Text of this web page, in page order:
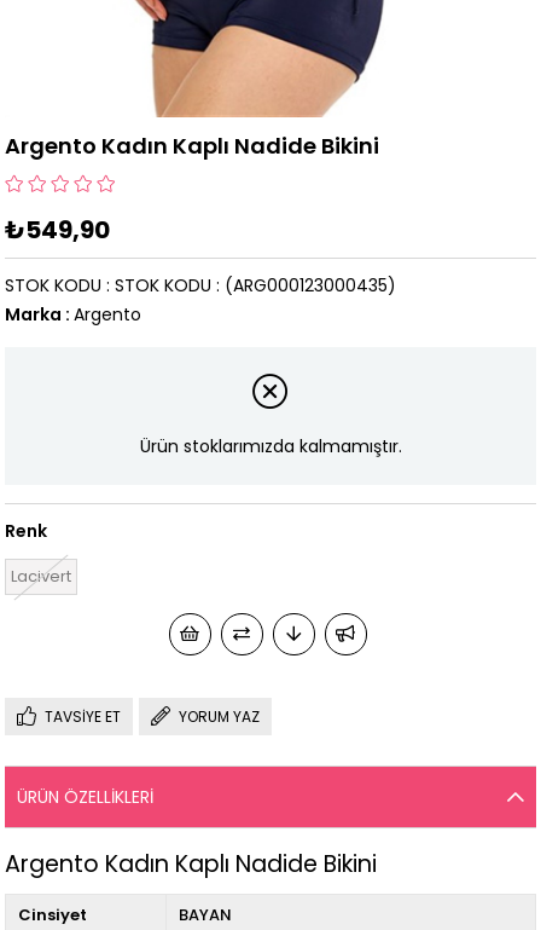
Argento Kadın Kaplı Nadide Bikini
₺549,90
(ARG000123000435)
STOK KODU
STOK KODU
Marka : Argento
Ürün stoklarımızda kalmamıştır.
Renk
Lacivert
TAVSIYE ET YORUM YAZ
ÜRÜN ÖZELLIKLERI
Argento Kadın Kaplı Nadide Bikini
Cinsiyet BAYAN